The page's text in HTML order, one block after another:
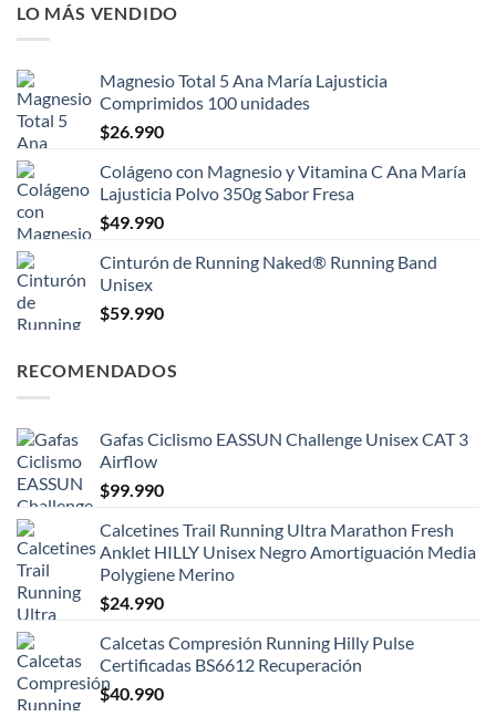
LO MÁS VENDIDO
Magnesio Total 5 Ana María Lajusticia
Comprimidos 100 unidades
$26.990
Colágeno con Magnesio y Vitamina C Ana María
Lajusticia Polvo 350g Sabor Fresa
$49.990
Cinturón de Running Naked® Running Band
Unisex
$59.990
RECOMENDADOS
Gafas Ciclismo EASSUN Challenge Unisex CAT 3
Airflow
$99.990
Calcetines Trail Running Ultra Marathon Fresh
Anklet HILLY Unisex Negro Amortiguación Media
Polygiene Merino
$24.990
Calcetas Compresión Running Hilly Pulse
Certificadas BS6612 Recuperación
$40.990